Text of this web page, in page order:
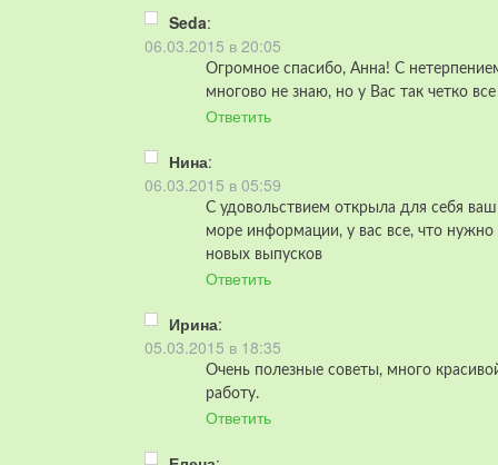
Seda:
06.03.2015 в 20:05
Огромное спасибо, Анна! С
многово не знаю, но у Вас так четко
Ответить
Нина:
06.03.2015 в 05:59
С удовольствием открыла для себя
море информации, у вас все, что
новых выпусков
Ответить
Ирина:
05.03.2015 в 18:35
Очень полезные советы, много
работу.
Ответить